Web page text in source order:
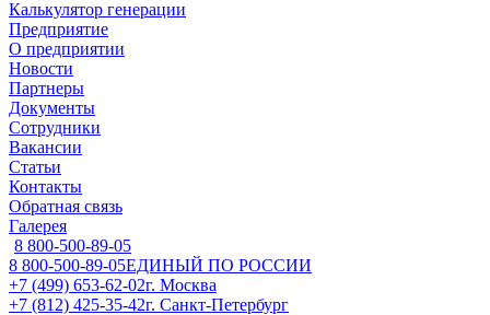
Калькулятор генерации
Предприятие
О предприятии
Новости
Партнеры
Документы
Сотрудники
Вакансии
Статьи
Контакты
Обратная связь
Галерея
8 800-500-89-05
8 800-500-89-05ЕДИНЫЙ ПО РОССИИ
+7 (499) 653-62-02г. Москва
+7 (812) 425-35-42г. Санкт-Петербург